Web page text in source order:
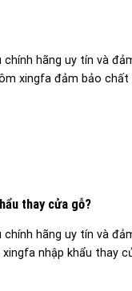
chính hãng uy tín và
xingfa đảm bảo chất
thay cửa gỗ?
chính hãng uy tín và
nhập khẩu thay